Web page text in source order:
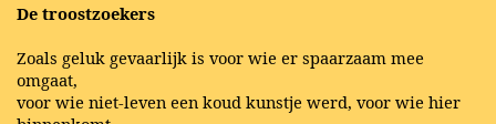
De troostzoekers
Zoals geluk gevaarlijk is voor wie er spaarzaam mee
omgaat,
voor wie niet-leven een koud kunstje werd, voor wie hier